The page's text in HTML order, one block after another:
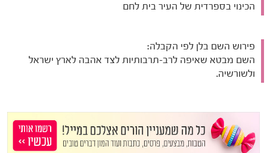
הכינוי בספרדית של העיר בית לחם
פירוש השם בלן לפי הקבלה:
השם מבטא שאיפה לרב-תרבותיות לצד אהבה לארץ ישראל
ולשורשיה.